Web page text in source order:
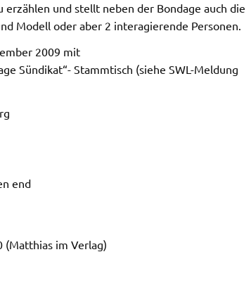
und stellt neben der Bondage auch die
Modell oder aber 2 interagierende Personen.
2009 mit
Sündikat“- Stammtisch (siehe SWL-Meldung
end
(Matthias im Verlag)